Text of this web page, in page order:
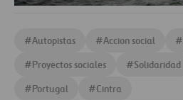
#Autopistas #Accion social #
#Proyectos sociales #Solidaridad
#Portugal #Cintra